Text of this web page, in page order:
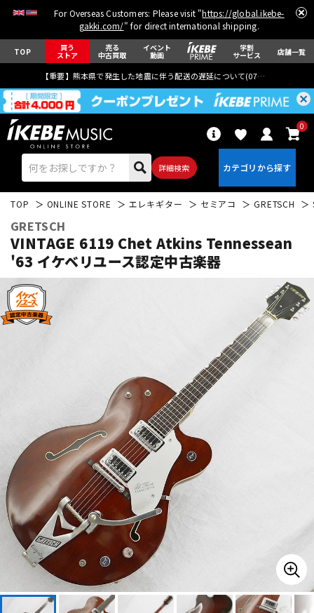
For Overseas Customers: Please visit "https://global.ikebe-
gakki.com/" for direct international shipping.
TOP 買う
ストア
売る
中古買取
イベント
動画
学割
サービス 店舗一覧
【重要】熊本県で発生した地震に伴う配送の遅延について(07月29日
詳細検索
0
ウクレレ
パーカッション
キーボード
管楽器
アンプ
DJ機器
TOP ONLINE STORE エレキギター セミアコ GRETSCH
GRETSCH
VINTAGE 6119 Chet Atkins Tennessean
'63 イケベリユース認定中古楽器